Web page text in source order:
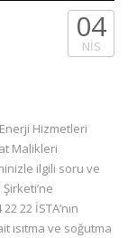
04
NIS
Hizmetleri
Malikleri
ilgili soru ve
22 İSTA’nın
ısıtma ve soğutma